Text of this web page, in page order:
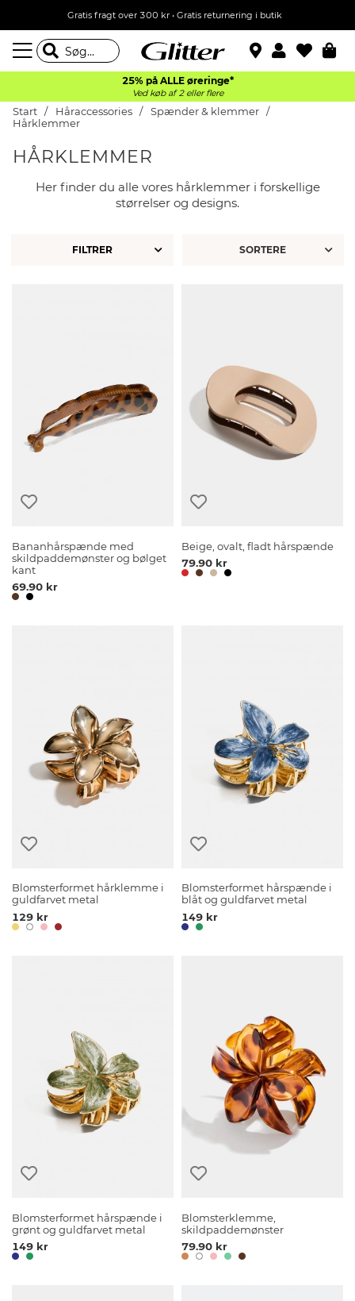
Gratis fragt over 300 kr • Gratis returnering i butik
25% på ALLE øreringe*
Ved køb af 2 eller flere
Start Håraccessories
Spænder & klemmer
Hårklemmer
HÅRKLEMMER
Her finder du alle vores hårklemmer i forskellige
størrelser og designs.
FILTRER
Bananhårspænde med
skildpaddemønster og bølget
kant
69.90 kr
Beige, ovalt, fladt hårspænde
79.90 kr
Blomsterformet hårklemme i
guldfarvet metal
129 kr
Blomsterformet hårspænde i
blåt og guldfarvet metal
149 kr
Blomsterformet hårspænde i
grønt og guldfarvet metal
149 kr
Blomsterklemme,
skildpaddemønster
79.90 kr